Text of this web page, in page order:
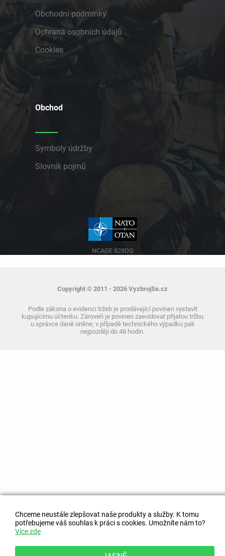
Obchodní podmínky
Ochrana osobních údajů
Cookies
Obchod
Symboly údržby
Slovník pojmů
NCAGE 828DG
Copyright © 2011 - 2026 VyzbrojSe.cz
Podle zákona o evidenci tržeb je prodávající povinen vystavit
kupujícímu účtenku. Zároveň je povinen zaevidovat přijatou tržbu
u správce daně online; v případě technického výpadku pak
nejpozději do 48 hodin.
Chceme neustále zlepšovat naše produkty a služby. K tomu
potřebujeme váš souhlas k práci s cookies. Umožníte nám to?
Více zde